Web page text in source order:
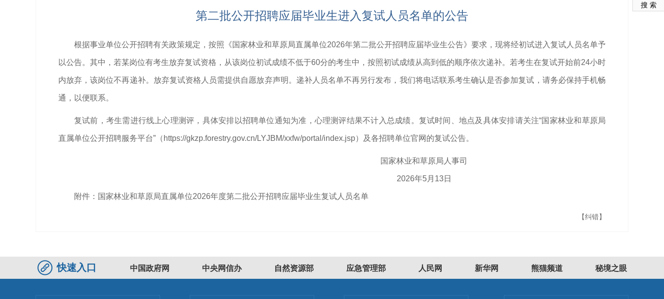
第二批公开招聘应届毕业生进入复试人员名单的公告
根据事业单位公开招聘有关政策规定，按照《国家林业和草原局直属单位2026年第二批公开招聘应届毕业生公告》要求，现将经初试进入复试人员名单予
以公告。其中，若某岗位有考生放弃复试资格，从该岗位初试成绩不低于60分的考生中，按照初试成绩从高到低的顺序依次递补。若考生在复试开始前24小时
内放弃，该岗位不再递补。放弃复试资格人员需提供自愿放弃声明。递补人员名单不再另行发布，我们将电话联系考生确认是否参加复试，请务必保持手机畅
通，以便联系。
复试前，考生需进行线上心理测评，具体安排以招聘单位通知为准，心理测评结果不计入总成绩。复试时间、地点及具体安排请关注“国家林业和草原局
直属单位公开招聘服务平台”（https://gkzp.forestry.gov.cn/LYJBM/xxfw/portal/index.jsp）及各招聘单位官网的复试公告。
国家林业和草原局人事司
2026年5月13日
附件： 国家林业和草原局直属单位2026年度第二批公开招聘应届毕业生复试人员名单
【纠错】
快速入口 中国政府网 中央网信办 自然资源部 应急管理部 人民网 新华网 熊猫频道 秘境之眼
搜 索